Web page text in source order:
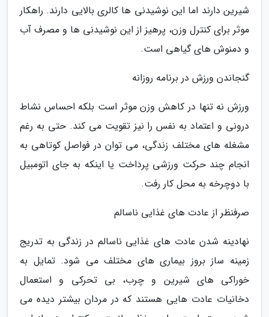
شیرین دارند اما این نوشیدنی ها کالری بالایی دارند. راهکار
موثر برای کنترل وزن، پرهیز از این نوشیدنی ها و مصرف آب
و دمنوش های گیاهی است.
گنجاندن ورزش در برنامه روزانه
ورزش نه تنها در کاهش وزن موثر است بلکه احساس نشاط
درونی و اعتماد به نفس را نیز تقویت می کند. حتی به رغم
مشغله های مختلف زندگی، می توان در فواصل کوتاهی به
انجام چند حرکت ورزشی پرداخت یا اینکه به جای اتومبیل
با دوچرخه به محل کار رفت.
صرفنظر از عادت های غذایی ناسالم
نهادینه شدن عادت های غذایی ناسالم در زندگی به تدریج
زمینه ساز بروز بیماری های مختلف می شود. تمایل به
خوراکی های شیرین و چرب، بی تحرکی و استعمال
دخانیات عادت هایی هستند که در مردان بیشتر دیده می